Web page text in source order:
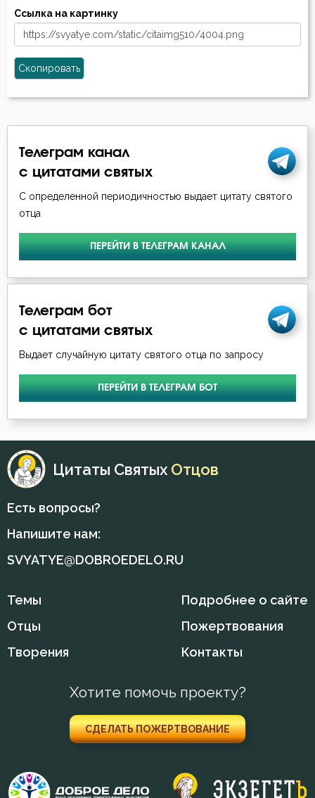
Ссылка на картинку
Скопировать
Телеграм канал
с цитатами святых
С определенной периодичностью выдает цитату святого
отца
ПЕРЕЙТИ В ТЕЛЕГРАМ КАНАЛ
Телеграм бот
с цитатами святых
Выдает случайную цитату святого отца по запросу
ПЕРЕЙТИ В ТЕЛЕГРАМ БОТ
Цитаты Святых Отцов
Есть вопросы?
Напишите нам:
SVYATYE@DOBROEDELO.RU
Темы
Отцы
Творения
Подробнее о сайте
Пожертвования
Контакты
Хотите помочь проекту?
СДЕЛАТЬ ПОЖЕРТВОВАНИЕ